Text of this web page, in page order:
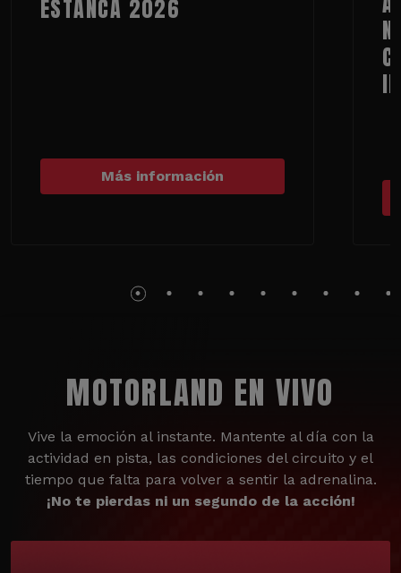
ESTANCA 2026
Más información
MOTORLAND EN VIVO
Vive la emoción al instante. Mantente al día con la
actividad en pista, las condiciones del circuito y el
tiempo que falta para volver a sentir la adrenalina.
¡No te pierdas ni un segundo de la acción!